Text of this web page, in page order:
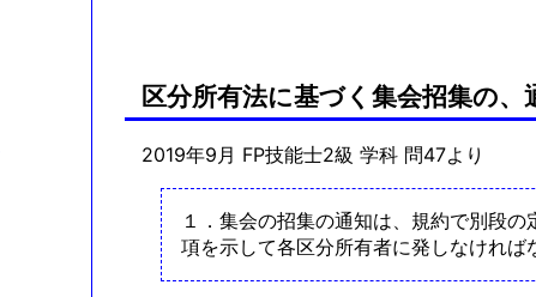
区分所有法に基づく集会招集の
2019年9月 FP技能士2級 学科 問47より
１．集会の招集の通知は、規約で別段
項を示して各区分所有者に発しなければ